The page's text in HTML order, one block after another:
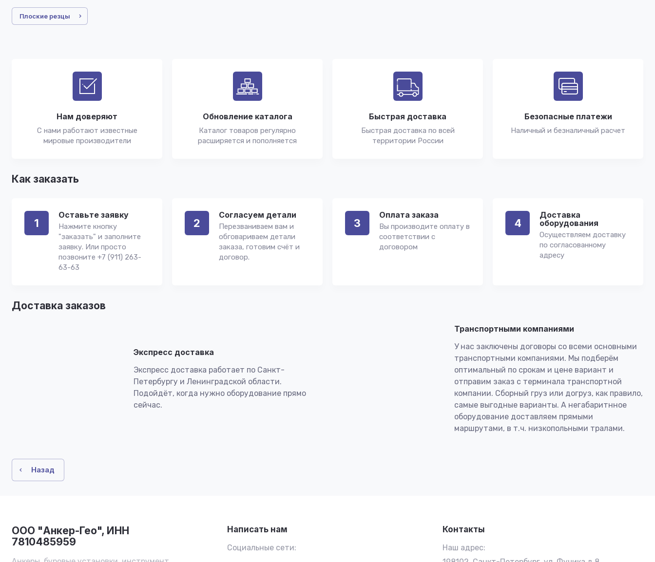
Плоские резцы
Нам доверяют
С нами работают известные
мировые производители
Обновление каталога
Каталог товаров регулярно
расширяется и пополняется
Быстрая доставка
Быстрая доставка по всей
территории России
Безопасные платежи
Наличный и безналичный расчет
Как заказать
1
Оставьте заявку
Нажмите кнопку
"заказать" и заполните
заявку. Или просто
позвоните +7 (911) 263-
63-63
2
Согласуем детали
Перезваниваем вам и
обговариваем детали
заказа, готовим счёт и
договор.
3
Оплата заказа
Вы производите оплату в
соответствии с
договором
4
Доставка
оборудования
Осуществляем доставку
по согласованному
адресу
Доставка заказов
Экспресс доставка
Экспресс доставка работает по Санкт-
Петербургу и Ленинградской области.
Подойдёт, когда нужно оборудование прямо
сейчас.
Транспортными компаниями
У нас заключены договоры со всеми основными
транспортными компаниями. Мы подберём
оптимальный по срокам и цене вариант и
отправим заказ с терминала транспортной
компании. Сборный груз или догруз, как правило,
самые выгодные варианты. А негабаритнное
оборудование доставляем прямыми
маршрутами, в т.ч. низкопольными тралами.
Назад
ООО "Анкер-Гео", ИНН
7810485959
Написать нам
Социальные сети:
Контакты
Наш адрес: